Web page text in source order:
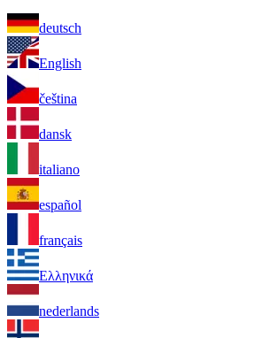
deutsch
English
čeština
dansk
italiano
español
français
Ελληνικά
nederlands